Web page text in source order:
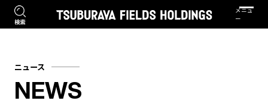
ニュース
NEWS